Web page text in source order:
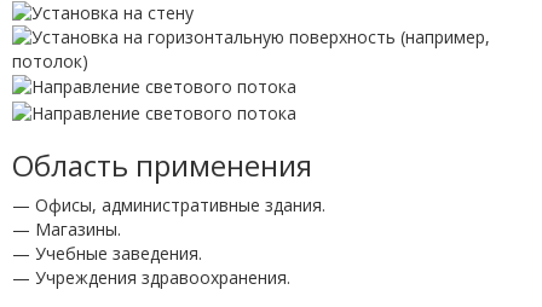
Область применения
— Офисы, административные здания.
— Магазины.
— Учебные заведения.
— Учреждения здравоохранения.